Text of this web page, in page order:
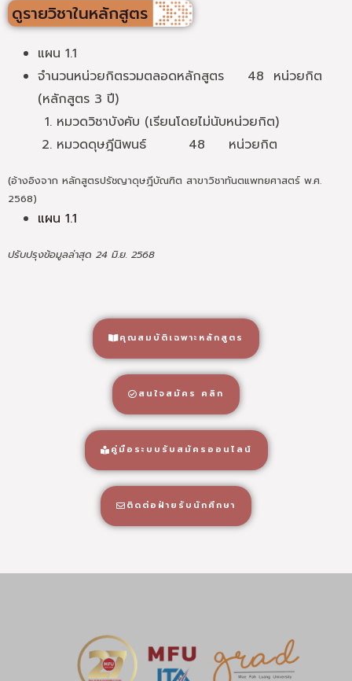
ดูรายวิชาในหลักสูตร
แผน 1.1
จำนวนหน่วยกิตรวมตลอดหลักสูตร 48 หน่วยกิต
(หลักสูตร 3 ปี)
หมวดวิชาบังคับ (เรียนโดยไม่นับหน่วยกิต)
หมวดดุษฎีนิพนธ์ 48 หน่วยกิต
(อ้างอิงจาก หลักสูตรปรัชญาดุษฎีบัณฑิต สาขาวิชาทันตแพทยศาสตร์ พ.ศ.
2568)
แผน 1.1
ปรับปรุงข้อมูลล่าสุด 24 มิ.ย. 2568
คุณสมบัติเฉพาะหลักสูตร
สนใจสมัคร คลิก
คู่มือระบบรับสมัครออนไลน์
ติดต่อฝ่ายรับนักศึกษา